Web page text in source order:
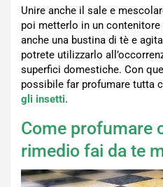
Unire anche il sale e
poi metterlo in un contenitore
anche una bustina di tè e
potrete utilizzarlo
superfici domestiche. Con
possibile far profumare tutta
gli insetti.
Come profumare
rimedio fai da te